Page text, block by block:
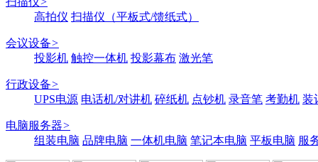
高拍仪 扫描仪（平板式/馈纸式）
会议设备>
投影机 触控一体机 投影幕布 激光笔
行政设备>
UPS电源 电话机/对讲机 碎纸机 点钞机 录音笔 考勤机 装
电脑服务器>
组装电脑 品牌电脑 一体机电脑 笔记本电脑 平板电脑 服